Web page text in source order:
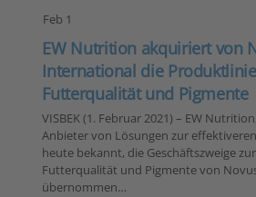
Feb 1
EW Nutrition akquiriert von
International die
Futterqualität und Pigmente
VISBEK (1. Februar 2021) – EW
Anbieter von Lösungen zur
heute bekannt, die Geschäftszweige
Futterqualität und Pigmente von
übernommen…